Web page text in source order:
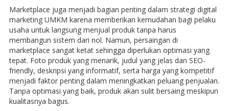
Marketplace juga menjadi bagian penting dalam strategi digital
marketing UMKM karena memberikan kemudahan bagi pelaku
usaha untuk langsung menjual produk tanpa harus
membangun sistem dari nol. Namun, persaingan di
marketplace sangat ketat sehingga diperlukan optimasi yang
tepat. Foto produk yang menarik, judul yang jelas dan SEO-
friendly, deskripsi yang informatif, serta harga yang kompetitif
menjadi faktor penting dalam meningkatkan peluang penjualan.
Tanpa optimasi yang baik, produk akan sulit bersaing meskipun
kualitasnya bagus.